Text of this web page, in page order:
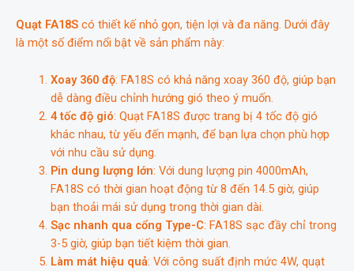
Quạt FA18S có thiết kế nhỏ gọn, tiện lợi và đa năng. Dưới đây
là một số điểm nổi bật về sản phẩm này:
Xoay 360 độ: FA18S có khả năng xoay 360 độ, giúp bạn
dễ dàng điều chỉnh hướng gió theo ý muốn.
4 tốc độ gió: Quạt FA18S được trang bị 4 tốc độ gió
khác nhau, từ yếu đến mạnh, để bạn lựa chọn phù hợp
với nhu cầu sử dụng.
Pin dung lượng lớn: Với dung lượng pin 4000mAh,
FA18S có thời gian hoạt động từ 8 đến 14.5 giờ, giúp
bạn thoải mái sử dụng trong thời gian dài.
Sạc nhanh qua cổng Type-C: FA18S sạc đầy chỉ trong
3-5 giờ, giúp bạn tiết kiệm thời gian.
Làm mát hiệu quả: Với công suất định mức 4W, quạt